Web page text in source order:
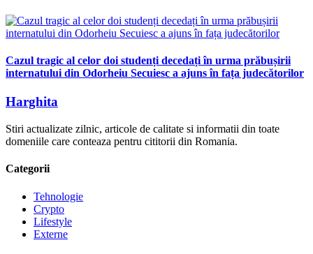
Cazul tragic al celor doi studenți decedați în urma prăbușirii
internatului din Odorheiu Secuiesc a ajuns în fața judecătorilor
Harghita
Stiri actualizate zilnic, articole de calitate si informatii din toate
domeniile care conteaza pentru cititorii din Romania.
Categorii
Tehnologie
Crypto
Lifestyle
Externe